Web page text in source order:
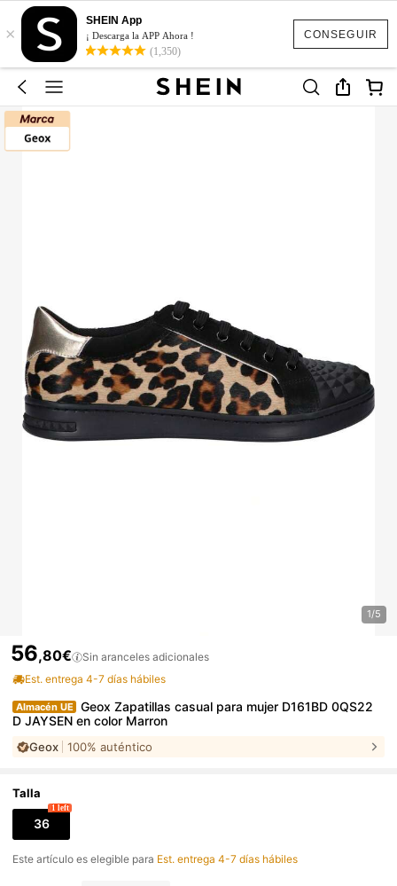
CONSEGUIR
×
SHEIN App
¡ Descarga la APP Ahora !
(1,350)
1/5
56,80€
Sin aranceles adicionales
Est. entrega 4-7 días hábiles
Almacén UE
Geox Zapatillas casual para mujer D161BD 0QS22
D JAYSEN en color Marron
Geox 100% auténtico
Talla
36
1 left
Este artículo es elegible para Est. entrega 4-7 días hábiles